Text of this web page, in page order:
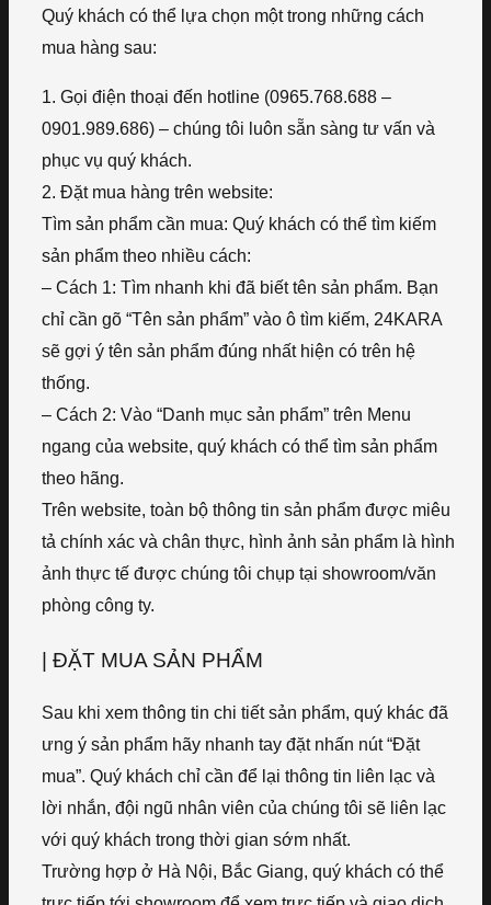
Quý khách có thể lựa chọn một trong những cách
mua hàng sau:
1. Gọi điện thoại đến hotline (0965.768.688 –
0901.989.686) – chúng tôi luôn sẵn sàng tư vấn và
phục vụ quý khách.
2. Đặt mua hàng trên website:
Tìm sản phẩm cần mua: Quý khách có thể tìm kiếm
sản phẩm theo nhiều cách:
– Cách 1: Tìm nhanh khi đã biết tên sản phẩm. Bạn
chỉ cần gõ “Tên sản phẩm” vào ô tìm kiếm, 24KARA
sẽ gợi ý tên sản phẩm đúng nhất hiện có trên hệ
thống.
– Cách 2: Vào “Danh mục sản phẩm” trên Menu
ngang của website, quý khách có thể tìm sản phẩm
theo hãng.
Trên website, toàn bộ thông tin sản phẩm được miêu
tả chính xác và chân thực, hình ảnh sản phẩm là hình
ảnh thực tế được chúng tôi chụp tại showroom/văn
phòng công ty.
| ĐẶT MUA SẢN PHẨM
Sau khi xem thông tin chi tiết sản phẩm, quý khác đã
ưng ý sản phẩm hãy nhanh tay đặt nhấn nút “Đặt
mua”. Quý khách chỉ cần để lại thông tin liên lạc và
lời nhắn, đội ngũ nhân viên của chúng tôi sẽ liên lạc
với quý khách trong thời gian sớm nhất.
Trường hợp ở Hà Nội, Bắc Giang, quý khách có thể